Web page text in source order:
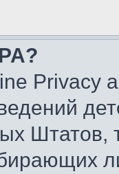
Privacy
Штатов,